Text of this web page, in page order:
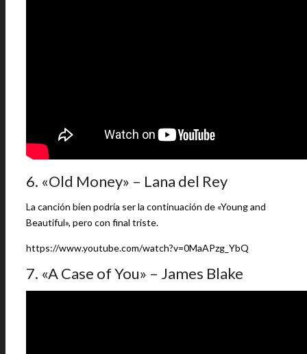
6. «Old Money» – Lana del Rey
La canción bien podría ser la continuación de «Young and
Beautiful», pero con final triste.
https://www.youtube.com/watch?v=0MaAPzg_YbQ
7. «A Case of You» – James Blake